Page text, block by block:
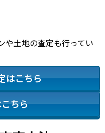
や土地の査定も行ってい
はこちら
ちら